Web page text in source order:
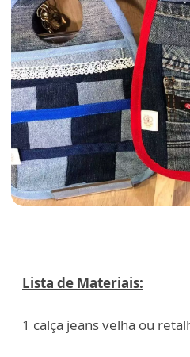
Lista de Materiais:
1 calça jeans velha ou